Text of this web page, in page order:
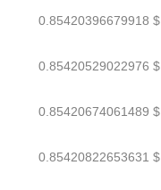
0.85420396679918 $
0.85420529022976 $
0.85420674061489 $
0.85420822653631 $